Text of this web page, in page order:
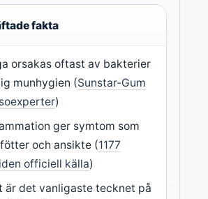
fakta
orsakas oftast av bakterier
munhygien (Sunstar-Gum
)
ger symtom som
och ansikte (1177
officiell källa)
är det vanligaste tecknet på